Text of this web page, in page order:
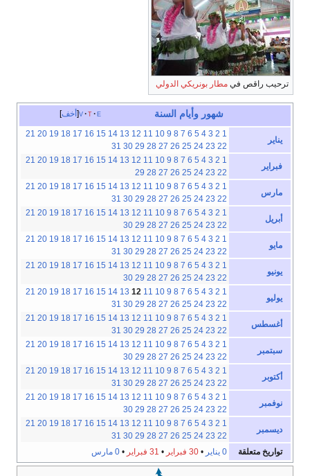
ترحيب راقص في مطار بونريكي الدولي
أخف v t e شهور وأيام السنة
يناير
1
2
3
4
5
6
7
8
9
10
11
12
13
14
15
16
17
18
19
20
21
22
23
24
25
26
27
28
29
30
31
فبراير
1
2
3
4
5
6
7
8
9
10
11
12
13
14
15
16
17
18
19
20
21
22
23
24
25
26
27
28
29
مارس
1
2
3
4
5
6
7
8
9
10
11
12
13
14
15
16
17
18
19
20
21
22
23
24
25
26
27
28
29
30
31
أبريل
1
2
3
4
5
6
7
8
9
10
11
12
13
14
15
16
17
18
19
20
21
22
23
24
25
26
27
28
29
30
مايو
1
2
3
4
5
6
7
8
9
10
11
12
13
14
15
16
17
18
19
20
21
22
23
24
25
26
27
28
29
30
31
يونيو
1
2
3
4
5
6
7
8
9
10
11
12
13
14
15
16
17
18
19
20
21
22
23
24
25
26
27
28
29
30
يوليو
1
2
3
4
5
6
7
8
9
10
11
12
13
14
15
16
17
18
19
20
21
22
23
24
25
26
27
28
29
30
31
أغسطس
1
2
3
4
5
6
7
8
9
10
11
12
13
14
15
16
17
18
19
20
21
22
23
24
25
26
27
28
29
30
31
سبتمبر
1
2
3
4
5
6
7
8
9
10
11
12
13
14
15
16
17
18
19
20
21
22
23
24
25
26
27
28
29
30
أكتوبر
1
2
3
4
5
6
7
8
9
10
11
12
13
14
15
16
17
18
19
20
21
22
23
24
25
26
27
28
29
30
31
نوفمبر
1
2
3
4
5
6
7
8
9
10
11
12
13
14
15
16
17
18
19
20
21
22
23
24
25
26
27
28
29
30
ديسمبر
1
2
3
4
5
6
7
8
9
10
11
12
13
14
15
16
17
18
19
20
21
22
23
24
25
26
27
28
29
30
31
تواريخ متعلقة
0 يناير •30 فبراير • 31 فبراير •0 مارس